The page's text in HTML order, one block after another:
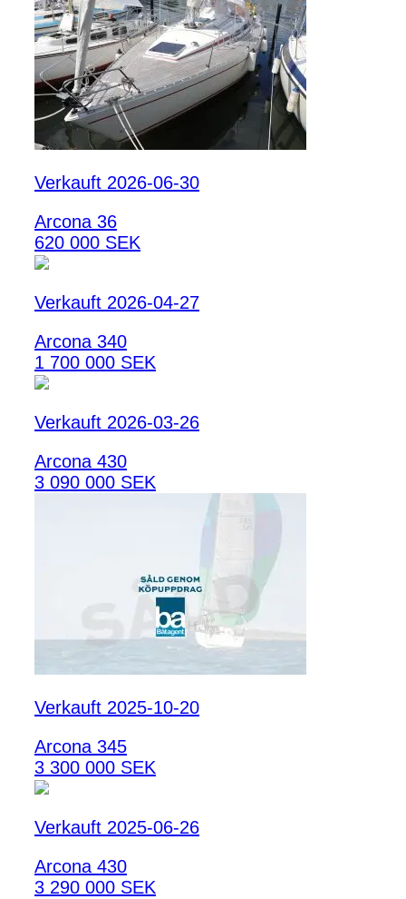
Verkauft 2026-06-30
Arcona 36
620 000 SEK
Verkauft 2026-04-27
Arcona 340
1 700 000 SEK
Verkauft 2026-03-26
Arcona 430
3 090 000 SEK
Verkauft 2025-10-20
Arcona 345
3 300 000 SEK
Verkauft 2025-06-26
Arcona 430
3 290 000 SEK